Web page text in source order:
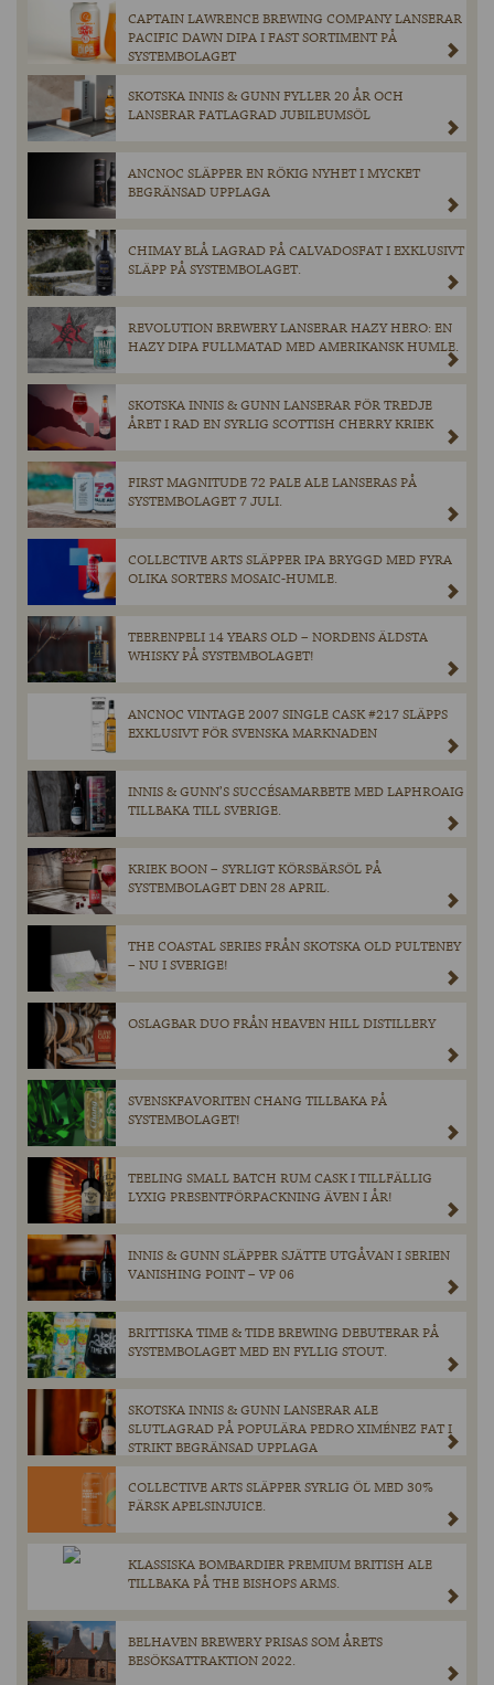
CAPTAIN LAWRENCE BREWING COMPANY LANSERAR
PACIFIC DAWN DIPA I FAST SORTIMENT PÅ
SYSTEMBOLAGET
SKOTSKA INNIS & GUNN FYLLER 20 ÅR OCH
LANSERAR FATLAGRAD JUBILEUMSÖL
ANCNOC SLÄPPER EN RÖKIG NYHET I MYCKET
BEGRÄNSAD UPPLAGA
CHIMAY BLÅ LAGRAD PÅ CALVADOSFAT I EXKLUSIVT
SLÄPP PÅ SYSTEMBOLAGET.
REVOLUTION BREWERY LANSERAR HAZY HERO: EN
HAZY DIPA FULLMATAD MED AMERIKANSK HUMLE.
SKOTSKA INNIS & GUNN LANSERAR FÖR TREDJE
ÅRET I RAD EN SYRLIG SCOTTISH CHERRY KRIEK
FIRST MAGNITUDE 72 PALE ALE LANSERAS PÅ
SYSTEMBOLAGET 7 JULI.
COLLECTIVE ARTS SLÄPPER IPA BRYGGD MED FYRA
OLIKA SORTERS MOSAIC-HUMLE.
TEERENPELI 14 YEARS OLD – NORDENS ÄLDSTA
WHISKY PÅ SYSTEMBOLAGET!
ANCNOC VINTAGE 2007 SINGLE CASK #217 SLÄPPS
EXKLUSIVT FÖR SVENSKA MARKNADEN
INNIS & GUNN’S SUCCÉSAMARBETE MED LAPHROAIG
TILLBAKA TILL SVERIGE.
KRIEK BOON – SYRLIGT KÖRSBÄRSÖL PÅ
SYSTEMBOLAGET DEN 28 APRIL.
THE COASTAL SERIES FRÅN SKOTSKA OLD PULTENEY
– NU I SVERIGE!
OSLAGBAR DUO FRÅN HEAVEN HILL DISTILLERY
SVENSKFAVORITEN CHANG TILLBAKA PÅ
SYSTEMBOLAGET!
TEELING SMALL BATCH RUM CASK I TILLFÄLLIG
LYXIG PRESENTFÖRPACKNING ÄVEN I ÅR!
INNIS & GUNN SLÄPPER SJÄTTE UTGÅVAN I SERIEN
VANISHING POINT – VP 06
BRITTISKA TIME & TIDE BREWING DEBUTERAR PÅ
SYSTEMBOLAGET MED EN FYLLIG STOUT.
SKOTSKA INNIS & GUNN LANSERAR ALE
SLUTLAGRAD PÅ POPULÄRA PEDRO XIMÉNEZ FAT I
STRIKT BEGRÄNSAD UPPLAGA
COLLECTIVE ARTS SLÄPPER SYRLIG ÖL MED 30%
FÄRSK APELSINJUICE.
KLASSISKA BOMBARDIER PREMIUM BRITISH ALE
TILLBAKA PÅ THE BISHOPS ARMS.
BELHAVEN BREWERY PRISAS SOM ÅRETS
BESÖKSATTRAKTION 2022.